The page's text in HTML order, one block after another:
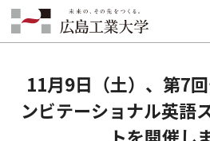
HOME INFORMATION
11月9日（土）、第7回デネブ杯争奪イン
ンテストを開催します。
11月9日（土）、第7
ンビテーショナル英語